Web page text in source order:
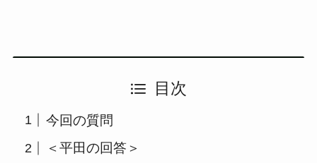
目次
今回の質問
＜平田の回答＞